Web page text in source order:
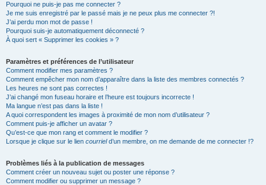
Pourquoi ne puis-je pas me connecter ?
Je me suis enregistré par le passé mais je ne peux plus me connecter ?!
J’ai perdu mon mot de passe !
Pourquoi suis-je automatiquement déconnecté ?
À quoi sert « Supprimer les cookies » ?
Paramètres et préférences de l’utilisateur
Comment modifier mes paramètres ?
Comment empêcher mon nom d’apparaître dans la liste des membres connectés ?
Les heures ne sont pas correctes !
J’ai changé mon fuseau horaire et l’heure est toujours incorrecte !
Ma langue n’est pas dans la liste !
A quoi correspondent les images à proximité de mon nom d’utilisateur ?
Comment puis-je afficher un avatar ?
Qu’est-ce que mon rang et comment le modifier ?
Lorsque je clique sur le lien courrield’un membre, on me demande de me connecter !?
Problèmes liés à la publication de messages
Comment créer un nouveau sujet ou poster une réponse ?
Comment modifier ou supprimer un message ?